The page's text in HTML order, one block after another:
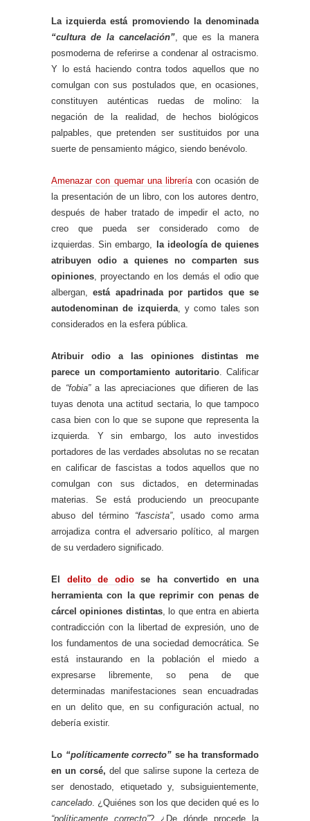
La izquierda está promoviendo la denominada
“cultura de la cancelación”, que es la manera
posmoderna de referirse a condenar al ostracismo.
Y lo está haciendo contra todos aquellos que no
comulgan con sus postulados que, en ocasiones,
constituyen auténticas ruedas de molino: la
negación de la realidad, de hechos biológicos
palpables, que pretenden ser sustituidos por una
suerte de pensamiento mágico, siendo benévolo.
Amenazar con quemar una libreríacon ocasión de
la presentación de un libro, con los autores dentro,
después de haber tratado de impedir el acto, no
creo que pueda ser considerado como de
izquierdas. Sin embargo,
la ideología de quienes
atribuyen odio a quienes no comparten sus
opiniones, proyectando en los demás el odio que
albergan,está apadrinada por partidos que se
autodenominan de izquierda, y como tales son
considerados en la esfera pública.
Atribuir odio a las opiniones distintas me
parece un comportamiento autoritario. Calificar
de “fobia”a las apreciaciones que difieren de las
tuyas denota una actitud sectaria, lo que tampoco
casa bien con lo que se supone que representa la
izquierda. Y sin embargo, los auto investidos
portadores de las verdades absolutas no se recatan
en calificar de fascistas a todos aquellos que no
comulgan con sus dictados, en determinadas
materias. Se está produciendo un preocupante
abuso del término “fascista”, usado como arma
arrojadiza contra el adversario político, al margen
de su verdadero significado.
El delito de odiose ha convertido en una
herramienta con la que reprimir con penas de
cárcel opiniones distintas, lo que entra en abierta
contradicción con la libertad de expresión, uno de
los fundamentos de una sociedad democrática. Se
está instaurando en la población el miedo a
expresarse libremente, so pena de que
determinadas manifestaciones sean encuadradas
en un delito que, en su configuración actual, no
debería existir.
Lo “políticamente correcto” se ha transformado
en un corsé, del que salirse supone la certeza de
ser denostado, etiquetado y, subsiguientemente,
cancelado. ¿Quiénes son los que deciden qué es lo
“políticamente correcto”? ¿De dónde procede la